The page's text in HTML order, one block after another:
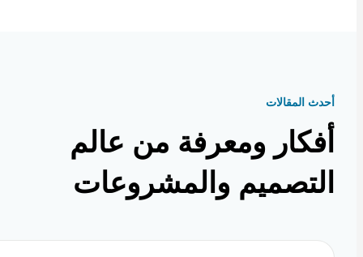
المقالات
ومعرفة من عالم
والمشروعات